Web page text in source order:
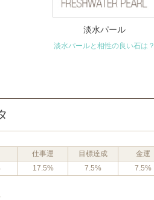
淡水パール
淡水パールと相性の良い石は？
仕事運 目標達成 金運
17.5% 7.5% 7.5%